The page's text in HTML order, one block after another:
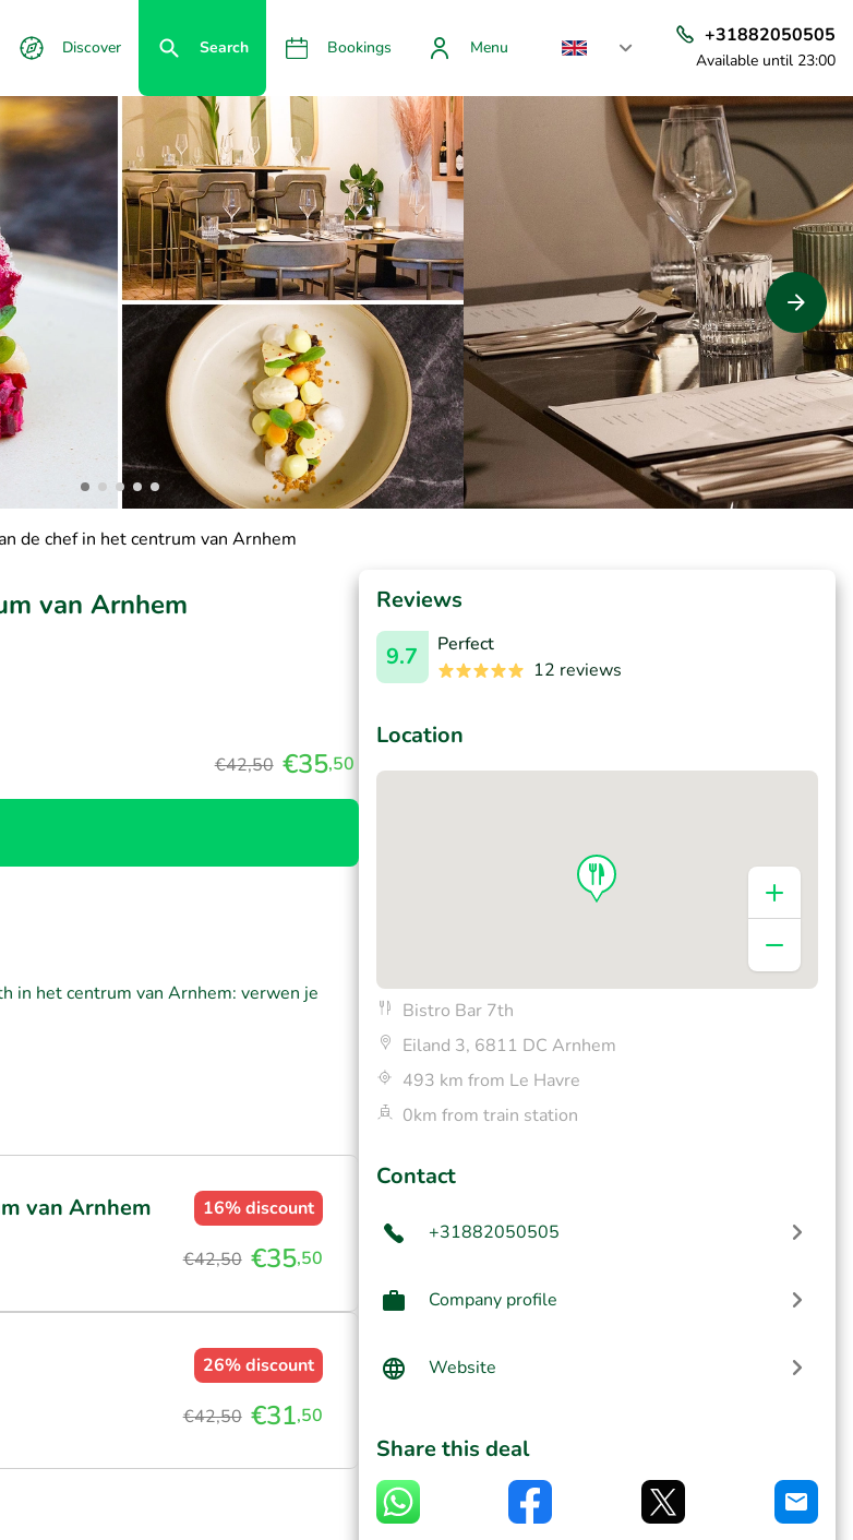
Discover Search Bookings Menu
+31882050505
Available until 23:00
de chef in het centrum van Arnhem
van Arnhem
€42,50 €35,50
in het centrum van Arnhem: verwen je
van Arnhem 16%discount
€42,50 €35,50
26%discount
€42,50 €31,50
Reviews
9.7
Perfect
12 reviews
Location
Bistro Bar 7th
Eiland 3, 6811 DC Arnhem
493 km from Le Havre
0km from train station
Contact
+31882050505
Company profile
Website
Share this deal